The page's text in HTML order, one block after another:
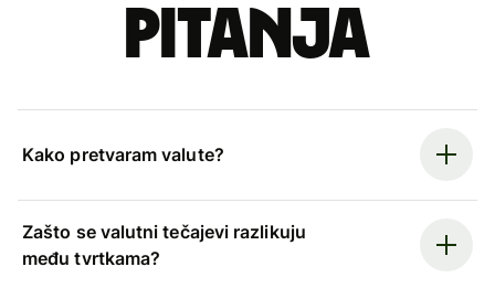
pitanja
Kako pretvaram valute?
Zašto se valutni tečajevi razlikuju
među tvrtkama?